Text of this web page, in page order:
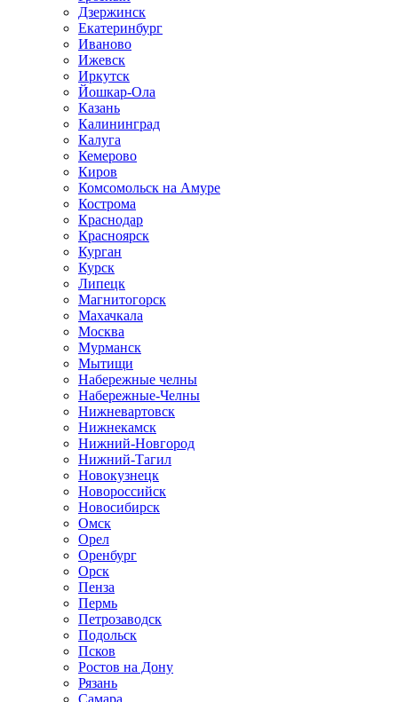
Дзержинск
Екатеринбург
Иваново
Ижевск
Иркутск
Йошкар-Ола
Казань
Калининград
Калуга
Кемерово
Киров
Комсомольск на Амуре
Кострома
Краснодар
Красноярск
Курган
Курск
Липецк
Магнитогорск
Махачкала
Москва
Мурманск
Мытищи
Набережные челны
Набережные-Челны
Нижневартовск
Нижнекамск
Нижний-Новгород
Нижний-Тагил
Новокузнецк
Новороссийск
Новосибирск
Омск
Орел
Оренбург
Орск
Пенза
Пермь
Петрозаводск
Подольск
Псков
Ростов на Дону
Рязань
Самара